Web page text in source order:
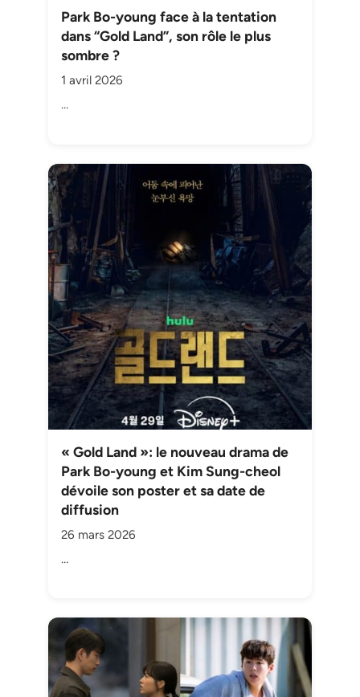
Park Bo-young face à la tentation
dans “Gold Land”, son rôle le plus
sombre ?
1 avril 2026
…
« Gold Land »: le nouveau drama de
Park Bo-young et Kim Sung-cheol
dévoile son poster et sa date de
diffusion
26 mars 2026
…